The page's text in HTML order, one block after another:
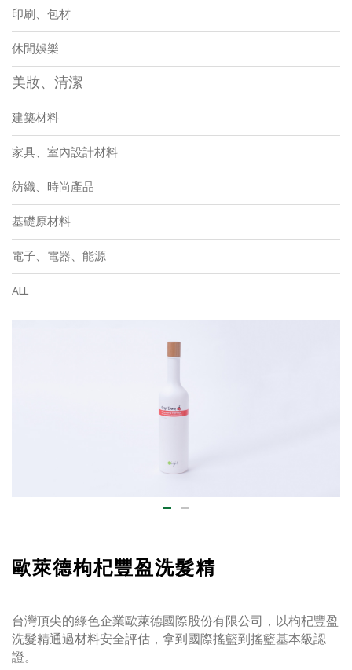
印刷、包材
休閒娛樂
美妝、清潔
建築材料
家具、室內設計材料
紡織、時尚產品
基礎原材料
電子、電器、能源
ALL
歐萊德枸杞豐盈洗髮精
台灣頂尖的綠色企業歐萊德國際股份有限公司，以枸杞豐盈
洗髮精通過材料安全評估，拿到國際搖籃到搖籃基本級認
證。